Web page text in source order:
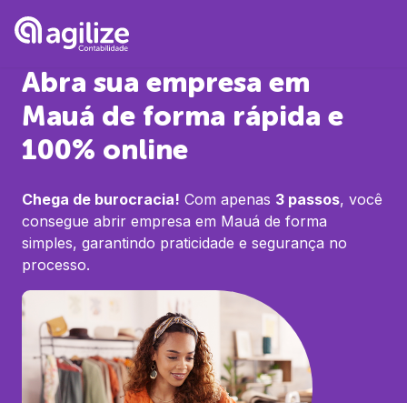
Abra sua empresa em
Mauá de forma rápida e
100% online
Chega de burocracia! Com apenas 3 passos, você
consegue abrir empresa em Mauá de forma
simples, garantindo praticidade e segurança no
processo.